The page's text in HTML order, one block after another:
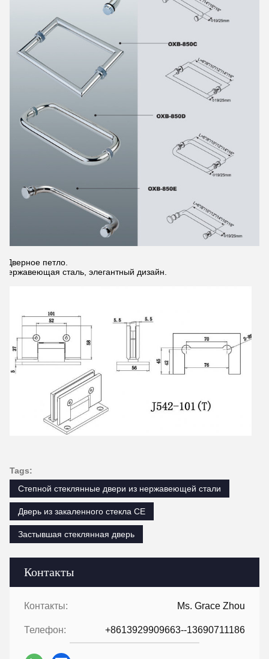
Контакты
Контакты: Ms. Grace Zhou
Телефон: +8613929909663--13690711186
2Дверное петло.
Нержавеющая сталь, элегантный дизайн.
Tags:
Степной стеклянные двери из нержавеющей стали
Дверь из закаленного стекла CE
Застывшая стеклянная дверь